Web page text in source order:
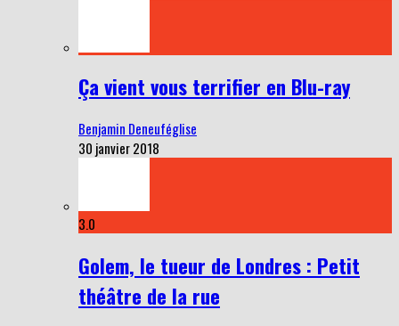
Ça vient vous terrifier en Blu-ray
Benjamin Deneuféglise
30 janvier 2018
3.0
Golem, le tueur de Londres : Petit
théâtre de la rue